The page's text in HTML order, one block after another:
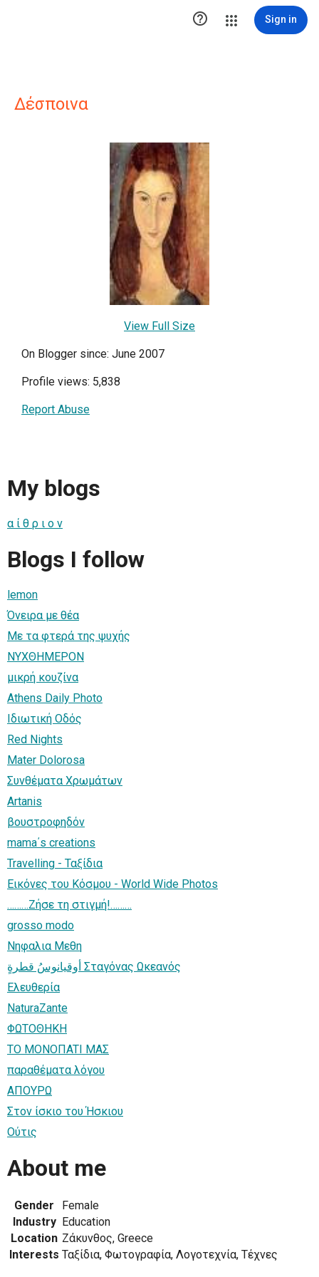
 Sign in
Δέσποινα
View Full Size
On Blogger since: June 2007
Profile views: 5,838
Report Abuse
My blogs
α ί θ ρ ι ο ν
Blogs I follow
lemon
Όνειρα με θέα
Με τα φτερά της ψυχής
ΝΥΧΘΗΜΕΡΟΝ
μικρή κουζίνα
Athens Daily Photo
Ιδιωτική Οδός
Red Nights
Mater Dolorosa
Συνθέματα Χρωμάτων
Artanis
βουστροφηδόν
mama΄s creations
Travelling - Ταξίδια
Εικόνες του Κόσμου - World Wide Photos
………Ζήσε τη στιγμή!………
grosso modo
Νηφαλια Μεθη
أوقيانوسُ قطرةٍ Σταγόνας Ωκεανός
Ελευθερία
NaturaZante
ΦΩΤΟΘΗΚΗ
TO MONOΠATI MAΣ
παραθέματα λόγου
ΑΠΟΥΡΩ
Στον ίσκιο του Ήσκιου
Ούτις
About me
Gender
Female
Industry Education
Location Ζάκυνθος, Greece
Interests Ταξίδια, Φωτογραφία, Λογοτεχνία, Τέχνες